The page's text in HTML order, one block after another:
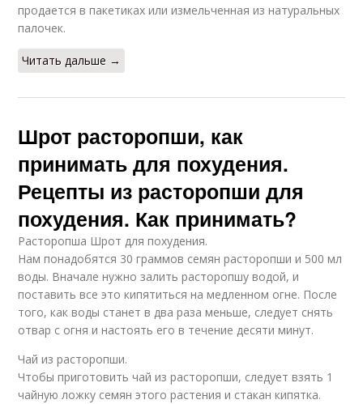
продается в пакетиках или измельченная из натуральных
палочек.
Читать дальше →
Шрот расторопши, как
принимать для похудения.
Рецепты из расторопши для
похудения. Как принимать?
Расторопша Шрот для похудения.
Нам понадобятся 30 граммов семян расторопши и 500 мл
воды. Вначале нужно залить расторопшу водой, и
поставить все это кипятиться на медленном огне. После
того, как воды станет в два раза меньше, следует снять
отвар с огня и настоять его в течение десяти минут.
Чай из расторопши.
Чтобы приготовить чай из расторопши, следует взять 1
чайную ложку семян этого растения и стакан кипятка.